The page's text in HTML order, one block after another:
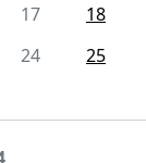
17 18
24 25